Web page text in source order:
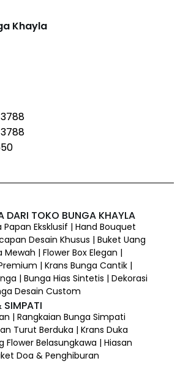
Khayla
DARI TOKO BUNGA KHAYLA
Papan Eksklusif | Hand Bouquet
Desain Khusus | Buket Uang
Mewah | Flower Box Elegan |
| Krans Bunga Cantik |
| Bunga Hias Sintetis | Dekorasi
Desain Custom
SIMPATI
| Rangkaian Bunga Simpati
Turut Berduka | Krans Duka
Flower Belasungkawa | Hiasan
Doa & Penghiburan